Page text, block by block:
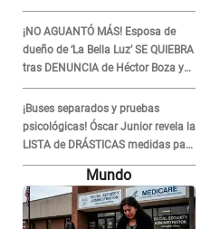
repentino adiós
¡NO AGUANTÓ MÁS! Esposa de
dueño de ‘La Bella Luz’ SE QUIEBRA
tras DENUNCIA de Héctor Boza y
ARREMETE contra Claudia Salazar
¡Buses separados y pruebas
psicológicas! Óscar Junior revela la
LISTA de DRÁSTICAS medidas para
prevenir acoso en 'La Bella Luz' tras
caso Naldy Saldaña
Mundo